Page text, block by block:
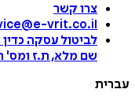
צרו קשר
vrit.co.il
לביטול עסקה
שם מלא, ת.ז ומס'
עברית